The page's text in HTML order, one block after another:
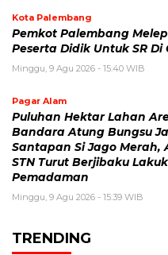
Kota Palembang
Pemkot Palembang
Peserta Didik Untuk SR Di
Minggu, 9 Agu 2026 - 15:40 WIB
Pagar Alam
Puluhan Hektar Lahan
Bandara Atung Bungsu
Santapan Si Jago Merah,
STN Turut Berjibaku
Pemadaman
Minggu, 9 Agu 2026 - 15:39 WIB
TRENDING